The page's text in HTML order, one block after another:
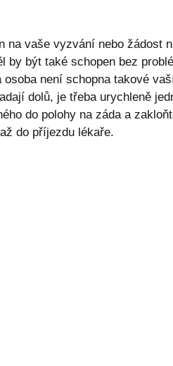
na vaše vyzvání nebo žádost
by být také schopen bez
osoba není schopna takové
dolů, je třeba urychleně
do polohy na záda a
do příjezdu lékaře.